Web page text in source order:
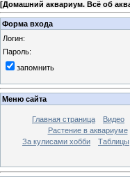
[Домашний аквариум. Всё об
Форма входа
Логин:
Пароль:
запомнить
Меню сайта
Главная страница Видео
Растение в аквариуме
За кулисами хобби
Таблицы